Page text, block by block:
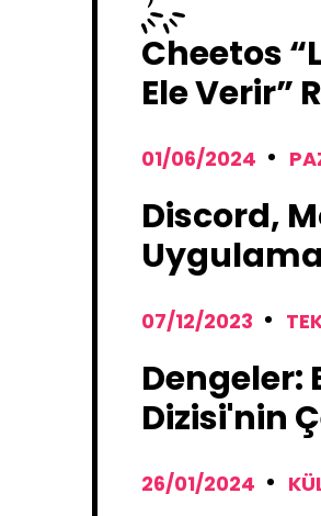
Cheetos
Ele Verir”
01/06/2024
Discord,
07/12/2023
Dengeler:
Dizisi'nin
26/01/2024